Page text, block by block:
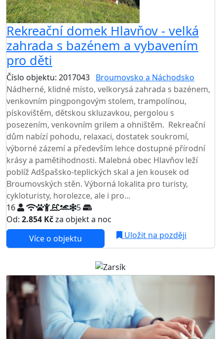
Rekreační domek Hlavňov - velká
zahrada s bazénem a vybavením
pro děti
Číslo objektu: 2017043 Broumovsko a Náchodsko
Nádherné, klidné místo, velkorysá zahrada s bazénem,
venkovním pingpongovým stolem, trampolínou,
pískovištěm, dětskou skluzavkou, pergolou s
posezením, venkovním grilem a ohništěm. Rekreační
dům nabízí pohodu, relaxaci, dostatek soukromí,
výborné zázemí a především lehce dostupné přírodní
krásy a pamětihodnosti. Malebná obec Hlavňov leží
poblíž Adšpašsko-teplických skal a jen kousek od
Broumovských stěn. Výborná lokalita pro turisty,
cykloturisty, horolezce, ale i pro...
16
5
Od: 2.854 Kčza objekt a noc
Více o objektu
Uložit na později